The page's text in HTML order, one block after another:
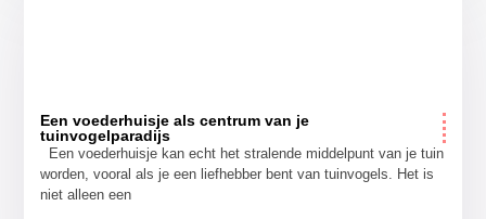
Een voederhuisje als centrum van je
tuinvogelparadijs
Een voederhuisje kan echt het stralende middelpunt van je tuin
worden, vooral als je een liefhebber bent van tuinvogels. Het is
niet alleen een